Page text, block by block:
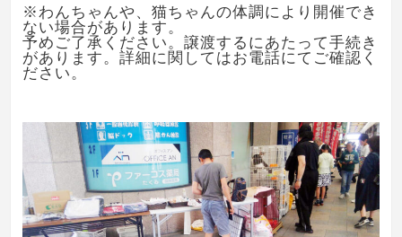
※わんちゃんや、猫ちゃんの体調により開催でき
ない場合があります。
予めご了承ください。譲渡するにあたって手続き
があります。詳細に関してはお電話にてご確認く
ださい。